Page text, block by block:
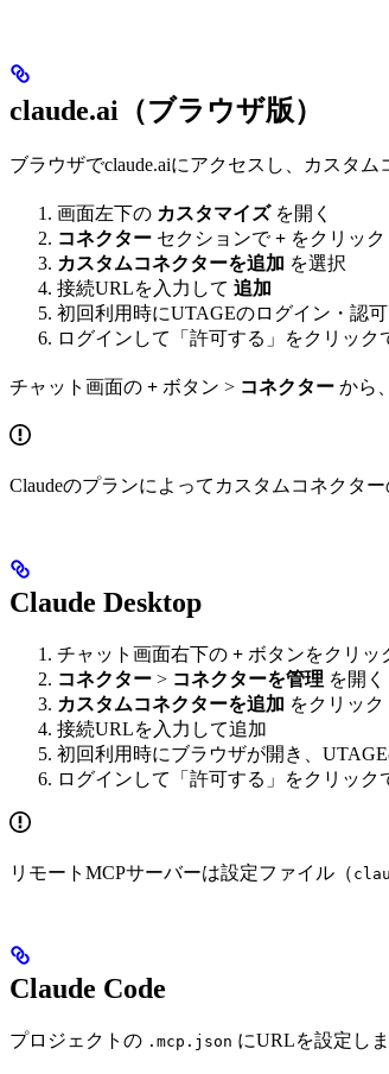
claude.ai（ブラウザ版）
ブラウザでclaude.aiにアクセスし、カスタム
画面左下の カスタマイズを開く
コネクター セクションで+ をクリック
カスタムコネクターを追加 を選択
接続URLを入力して 追加
初回利用時にUTAGEのログイン・認
ログインして「許可する」をクリック
チャット画面の + ボタン > コネクター から
Claudeのプランによってカスタムコネクタ
Claude Desktop
チャット画面右下の + ボタンをクリッ
コネクター > コネクターを管理 を開く
カスタムコネクターを追加 をクリック
接続URLを入力して追加
初回利用時にブラウザが開き、
ログインして「許可する」をクリック
リモートMCPサーバーは設定ファイル（
Claude Code
プロジェクトの .mcp.json にURLを設定しま